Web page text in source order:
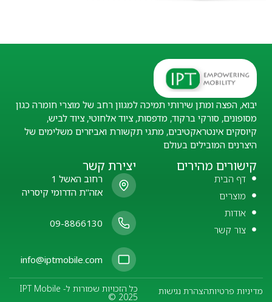
יבוא, הפצה ומתן שירותי תמיכה למגוון רחב של מוצרי חומרה כגון
מסופונים, סורקי ברקוד, מדפסות, ציוד אלחוטי, ציוד לביש,
קיוסקים אינטראקטיבים, מתגי תקשורת ואביזרים משלימים של
היצרנים המובילים בעולם
קישורים מהירים
דף הבית
מוצרים
אודות
צור קשר
יצירת קשר
רחוב האשל 1
אזה"ת הדרומי קיסריה
09-8866130
info@iptmobile.com
מדיניות פרטיותהצהרת נגישות
כל הזכויות שמורות ל- IPT Mobile
© 2025